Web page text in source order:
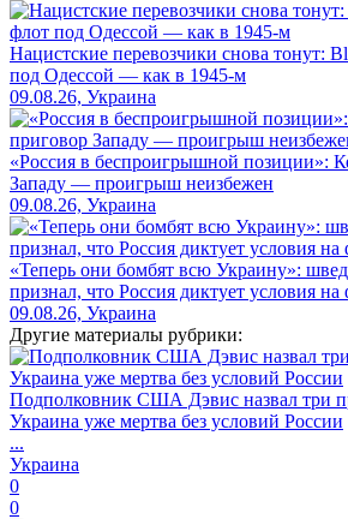
Нацистские перевозчики снова тонут:
под Одессой — как в 1945-м
09.08.26, Украина
«Россия в беспроигрышной позиции»:
Западу — проигрыш неизбежен
09.08.26, Украина
«Теперь они бомбят всю Украину»:
признал, что Россия диктует условия на
09.08.26, Украина
Другие материалы рубрики:
Подполковник США Дэвис назвал три
Украина уже мертва без условий России
...
Украина
0
0